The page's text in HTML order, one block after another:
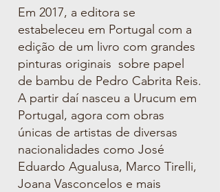
Em 2017, a editora se
estabeleceu em Portugal com a
edição de um livro com grandes
pinturas originais sobre papel
de bambu de Pedro Cabrita Reis.
A partir daí nasceu a Urucum em
Portugal, agora com obras
únicas de artistas de diversas
nacionalidades como José
Eduardo Agualusa, Marco Tirelli,
Joana Vasconcelos e mais